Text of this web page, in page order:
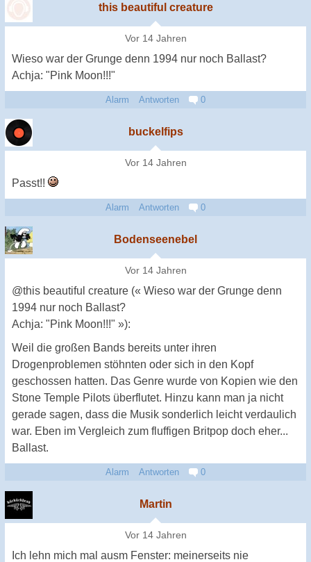
this beautiful creature
Vor 14 Jahren
Wieso war der Grunge denn 1994 nur noch Ballast?
Achja: "Pink Moon!!!"
Alarm Antworten 0
buckelfips
Vor 14 Jahren
Passt!!
Alarm Antworten 0
Bodenseenebel
Vor 14 Jahren
@this beautiful creature (« Wieso war der Grunge denn
1994 nur noch Ballast?
Achja: "Pink Moon!!!" »):
Weil die großen Bands bereits unter ihren
Drogenproblemen stöhnten oder sich in den Kopf
geschossen hatten. Das Genre wurde von Kopien wie den
Stone Temple Pilots überflutet. Hinzu kann man ja nicht
gerade sagen, dass die Musik sonderlich leicht verdaulich
war. Eben im Vergleich zum fluffigen Britpop doch eher...
Ballast.
Alarm Antworten 0
Martin
Vor 14 Jahren
Ich lehn mich mal ausm Fenster: meinerseits nie